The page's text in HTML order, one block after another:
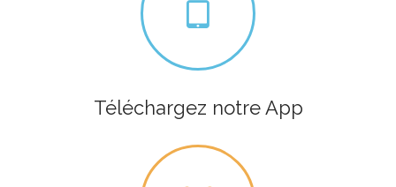
Téléchargez notre App